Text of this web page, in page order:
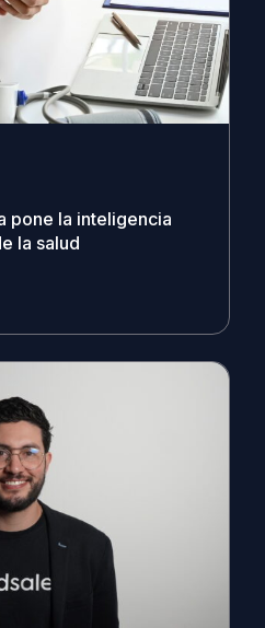
pone la inteligencia
la salud